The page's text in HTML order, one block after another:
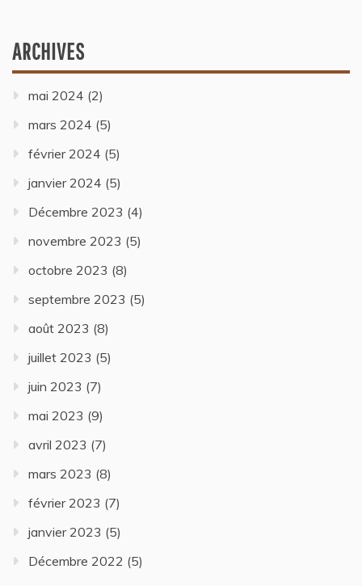
ARCHIVES
mai 2024 (2)
mars 2024 (5)
février 2024 (5)
janvier 2024 (5)
Décembre 2023 (4)
novembre 2023 (5)
octobre 2023 (8)
septembre 2023 (5)
août 2023 (8)
juillet 2023 (5)
juin 2023 (7)
mai 2023 (9)
avril 2023 (7)
mars 2023 (8)
février 2023 (7)
janvier 2023 (5)
Décembre 2022 (5)